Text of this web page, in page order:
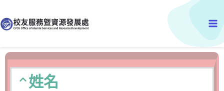
至
主
內
姓名